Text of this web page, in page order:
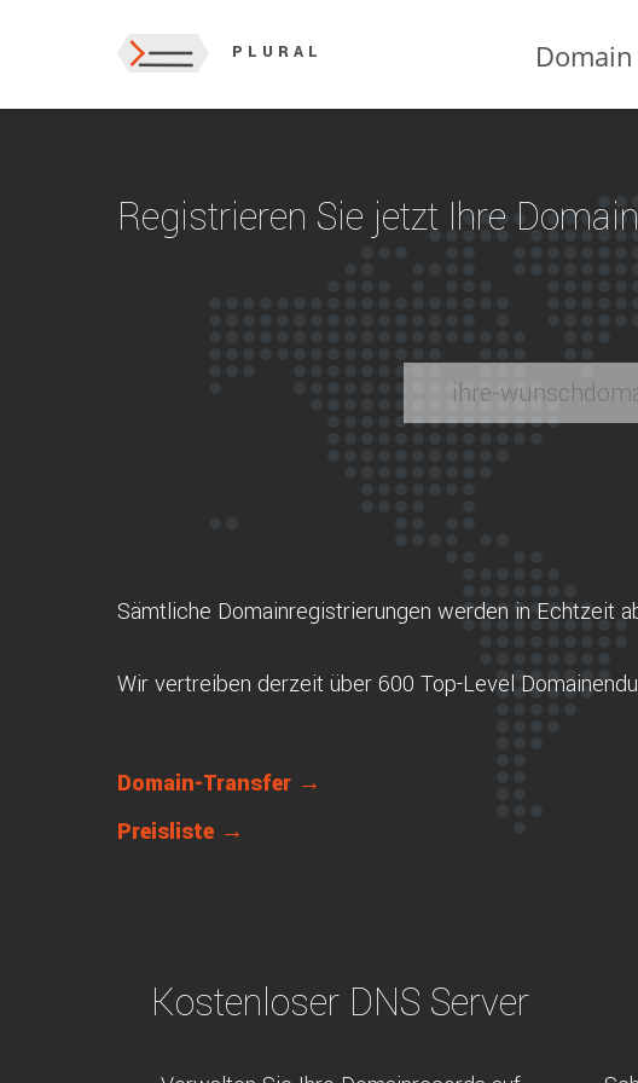
PLURAL Domain
Registrieren Sie jetzt Ihre
Sämtliche Domainregistrierungen werden in Echtzeit
Wir vertreiben derzeit über 600 Top-Level
Domain-Transfer →
Preisliste →
Kostenloser DNS Server